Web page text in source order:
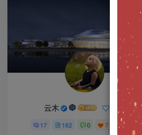
云木 关注
17 162 0 7 1W+